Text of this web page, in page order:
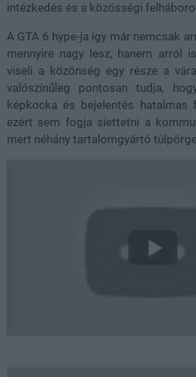
intézkedés és a közösségi
A GTA 6 hype-ja így már nemcsak
mennyire nagy lesz, hanem arról
viseli a közönség egy része a
valószínűleg pontosan tudja,
képkocka és bejelentés hatalmas
ezért sem fogja siettetni a
mert néhány tartalomgyártó